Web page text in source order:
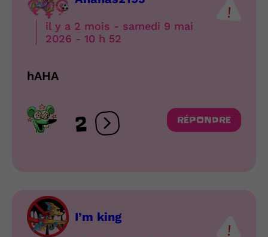
il y a 2 mois - samedi 9 mai
2026 - 10 h 52
hAHA
2 Ouvrir les réactions
RÉPONDRE
I’m king